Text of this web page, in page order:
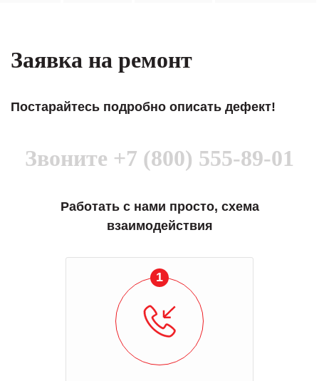
Заявка на ремонт
Постарайтесь подробно описать дефект!
Звоните +7 (800) 555-89-01
Работать с нами просто, схема
взаимодействия
1